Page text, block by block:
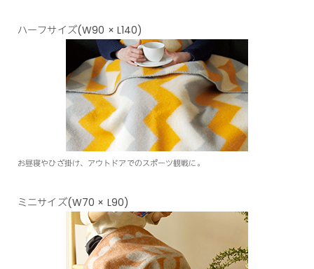
ハーフサイズ(W90 × L140)
お昼寝やひざ掛け、アウトドアでのスポーツ観戦に。
ミニサイズ(W70 × L90)